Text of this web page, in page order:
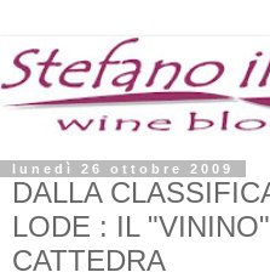
lunedì 26 ottobre 2009
DALLA
LODE : IL
CATTEDRA